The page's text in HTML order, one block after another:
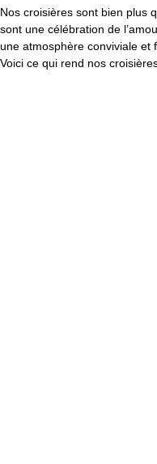
Nos croisières sont bien plus
sont une célébration de
une atmosphère conviviale et
Voici ce qui rend nos